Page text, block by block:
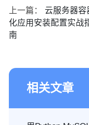
上一篇：
云服务器容
化应用安装配置实战
南
相关文章